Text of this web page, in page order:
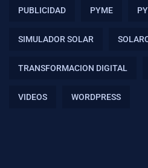
PUBLICIDAD PYME
SIMULADOR SOLAR
TRANSFORMACION DIGITAL
VIDEOS WORDPRESS